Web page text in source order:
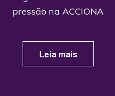
pressão na ACCIONA
Leia mais